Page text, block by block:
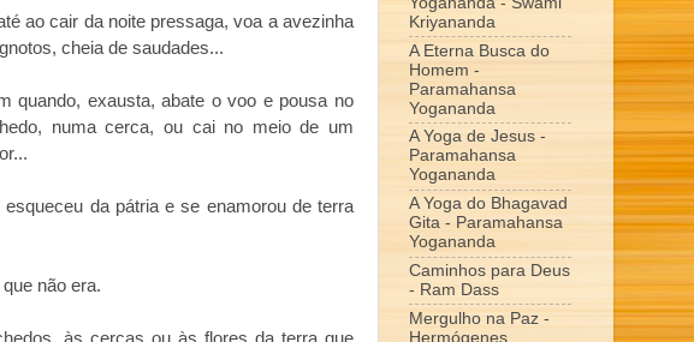
ao cair da noite pressaga, voa a avezinha
cheia de saudades...
quando, exausta, abate o voo e pousa no
numa cerca, ou cai no meio de um
da pátria e se enamorou de terra
não era.
Kriyananda
A Eterna Busca do
Homem -
Paramahansa
Yogananda
A Yoga de Jesus -
Paramahansa
Yogananda
A Yoga do Bhagavad
Gita - Paramahansa
Yogananda
Caminhos para Deus
- Ram Dass
Mergulho na Paz -
Hermógenes